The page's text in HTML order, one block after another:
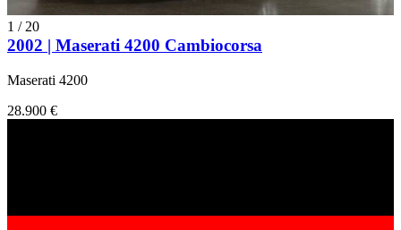
1 / 20
2002 | Maserati 4200 Cambiocorsa
Maserati 4200
28.900 €